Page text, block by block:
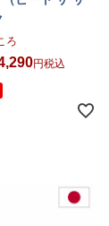
ろ
税込